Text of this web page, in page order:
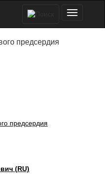
предсердия
(RU)